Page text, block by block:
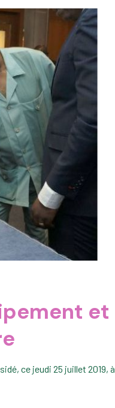
et
ce jeudi 25 juillet 2019, à